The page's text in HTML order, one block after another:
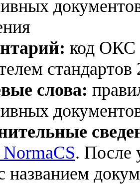
код ОКС
стандартов
слова:
. После
названием